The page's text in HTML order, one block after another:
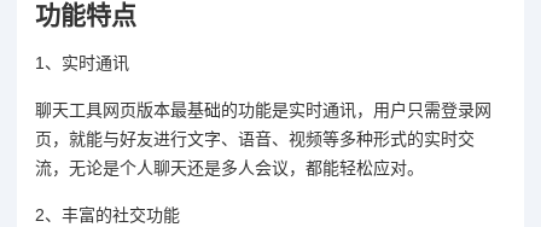
功能特点
1、实时通讯
聊天工具网页版本最基础的功能是实时通讯，用户只需登录网
页，就能与好友进行文字、语音、视频等多种形式的实时交
流，无论是个人聊天还是多人会议，都能轻松应对。
2、丰富的社交功能